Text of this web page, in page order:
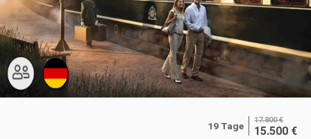
19 Tage
17.800 €
15.500 €